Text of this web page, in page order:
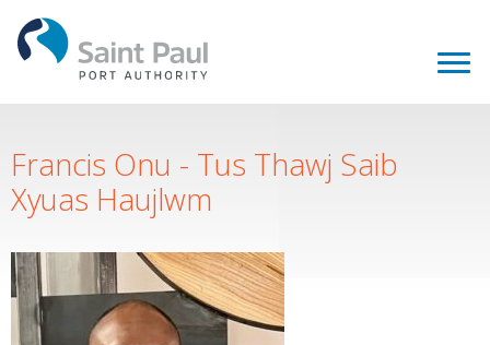
Francis Onu - Tus Thawj Saib
Xyuas Haujlwm